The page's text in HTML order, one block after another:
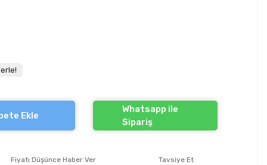
Ekle
Whatsapp ile
Sipariş
Fiyatı Düşünce Haber Ver Tavsiye Et